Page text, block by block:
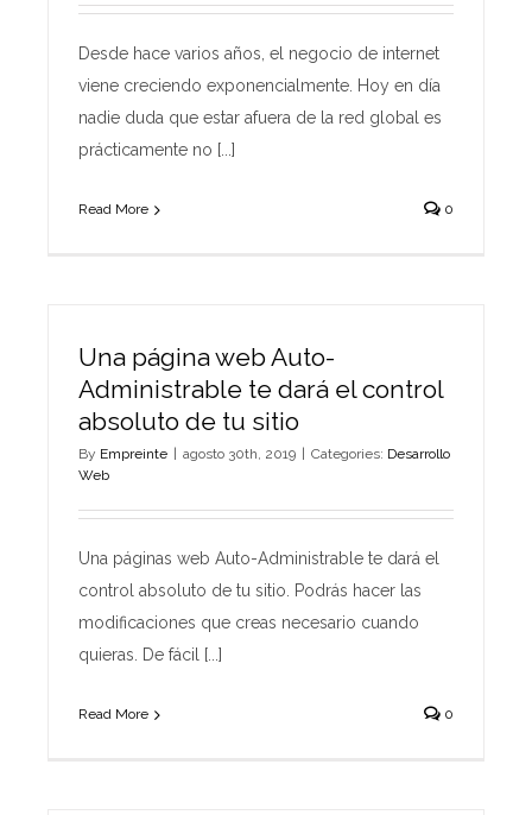
Desde hace varios años, el negocio de internet
viene creciendo exponencialmente. Hoy en día
nadie duda que estar afuera de la red global es
prácticamente no [...]
Read More 0
Una página web Auto-
Administrable te dará el control
absoluto de tu sitio
By Empreinte agosto 30th, 2019 Categories: Desarrollo
Web
Una páginas web Auto-Administrable te dará el
control absoluto de tu sitio. Podrás hacer las
modificaciones que creas necesario cuando
quieras. De fácil [...]
Read More 0